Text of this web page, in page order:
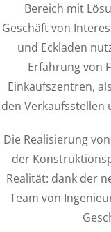
Bereich mit
Geschäft von
und Eckladen
Erfahrung von
Einkaufszentren,
den Verkaufsstellen
Die Realisierung
der
Realität: dank der
Team von